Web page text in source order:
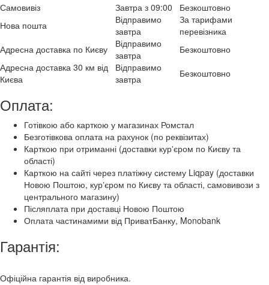
Самовивіз Завтра з 09:00
Безкоштовно
Нова пошта
Відправимо
завтра
За тарифами
перевізника
Адресна доставка по Києву
Відправимо
завтра
Безкоштовно
Адресна доставка 30 км від
Києва
Відправимо
завтра
Безкоштовно
Оплата:
Готівкою або карткою у магазинах Ромстал
Безготівкова оплата на рахунок (по реквізитах)
Карткою при отриманні (доставки курʼєром по Києву та
області)
Карткою на сайті через платіжну систему Liqpay (доставки
Новою Поштою, курʼєром по Києву та області, самовивози з
центрального магазину)
Післяплата при доставці Новою Поштою
Оплата частинамими від ПриватБанку, Monobank
Гарантія:
Офіційна гарантія від виробника.